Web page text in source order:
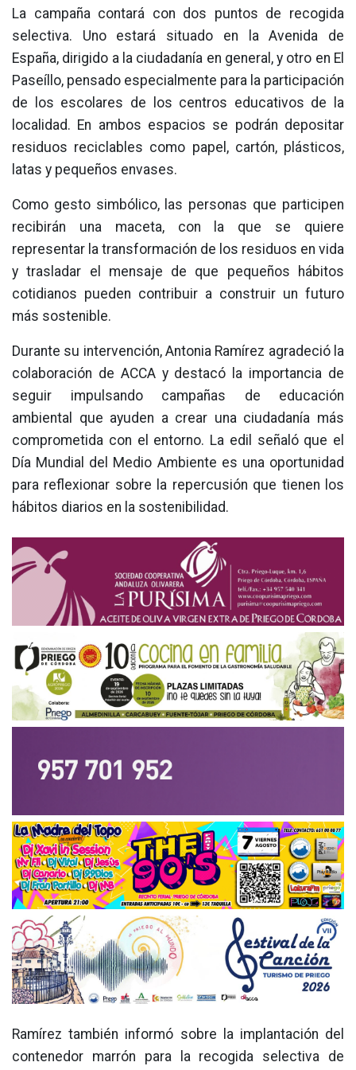
La campaña contará con dos puntos de recogida
selectiva. Uno estará situado en la Avenida de
España, dirigido a la ciudadanía en general, y otro en El
Paseíllo, pensado especialmente para la participación
de los escolares de los centros educativos de la
localidad. En ambos espacios se podrán depositar
residuos reciclables como papel, cartón, plásticos,
latas y pequeños envases.
Como gesto simbólico, las personas que participen
recibirán una maceta, con la que se quiere
representar la transformación de los residuos en vida
y trasladar el mensaje de que pequeños hábitos
cotidianos pueden contribuir a construir un futuro
más sostenible.
Durante su intervención, Antonia Ramírez agradeció la
colaboración de ACCA y destacó la importancia de
seguir impulsando campañas de educación
ambiental que ayuden a crear una ciudadanía más
comprometida con el entorno. La edil señaló que el
Día Mundial del Medio Ambiente es una oportunidad
para reflexionar sobre la repercusión que tienen los
hábitos diarios en la sostenibilidad.
Ramírez también informó sobre la implantación del
contenedor marrón para la recogida selectiva de